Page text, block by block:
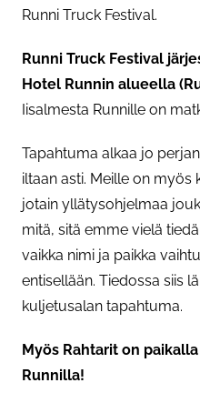
Runni Truck Festival.
Runni Truck Festival
Hotel Runnin alueella
Iisalmesta Runnille on
Tapahtuma alkaa jo
iltaan asti. Meille on
jotain yllätysohjelmaa
mitä, sitä emme vielä
vaikka nimi ja paikka
entisellään. Tiedossa siis
kuljetusalan tapahtuma.
Myös Rahtarit on
Runnilla!